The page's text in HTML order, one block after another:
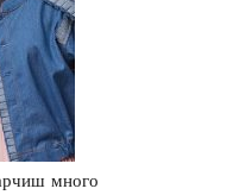
много